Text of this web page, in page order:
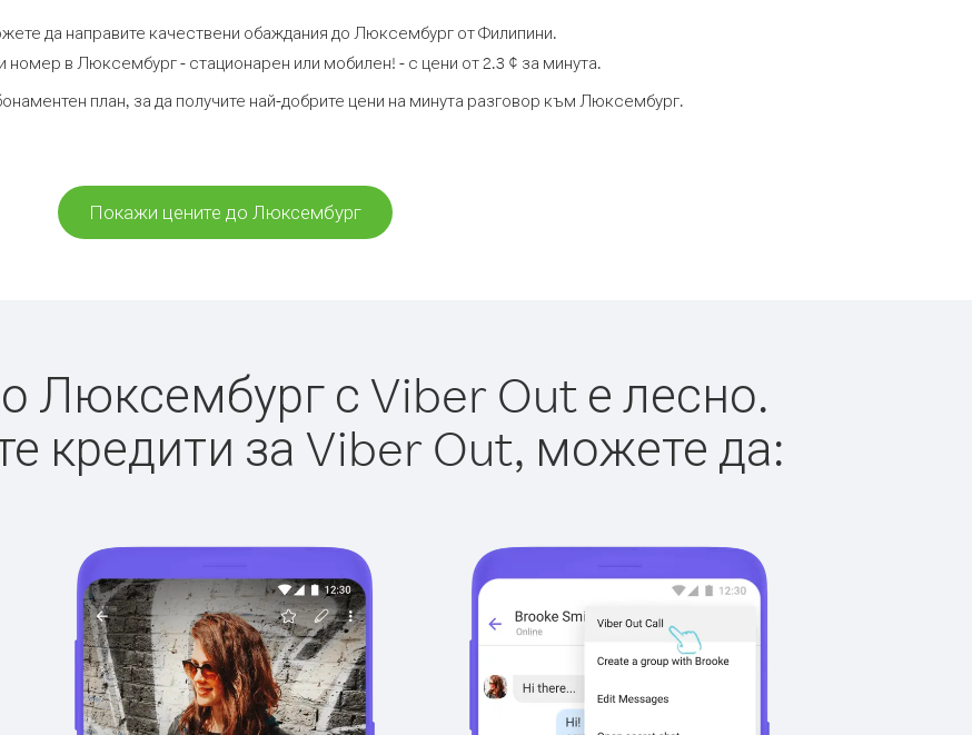
да направите качествени обаждания до Люксембург от Филипини.
номер в Люксембург - стационарен или мобилен! - с цени от 2.3 ¢ за минута.
план, за да получите най-добрите цени на минута разговор към Люксембург.
Покажи цените до Люксембург
Люксембург с Viber Out е лесно.
кредити за Viber Out, можете да: